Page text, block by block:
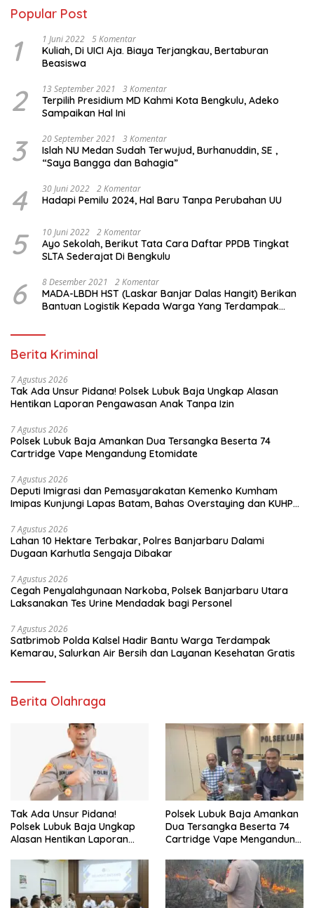
Popular Post
1 1 Juni 2022 5 Komentar
Kuliah, Di UICI Aja. Biaya Terjangkau, Bertaburan
Beasiswa
2 13 September 2021 3 Komentar
Terpilih Presidium MD Kahmi Kota Bengkulu, Adeko
Sampaikan Hal Ini
3 20 September 2021 3 Komentar
Islah NU Medan Sudah Terwujud, Burhanuddin, SE ,
“Saya Bangga dan Bahagia”
4 30 Juni 2022 2 Komentar
Hadapi Pemilu 2024, Hal Baru Tanpa Perubahan UU
5 10 Juni 2022 2 Komentar
Ayo Sekolah, Berikut Tata Cara Daftar PPDB Tingkat
SLTA Sederajat Di Bengkulu
6 8 Desember 2021 2 Komentar
MADA-LBDH HST (Laskar Banjar Dalas Hangit) Berikan
Bantuan Logistik Kepada Warga Yang Terdampak
Berita Kriminal
7 Agustus 2026
Tak Ada Unsur Pidana! Polsek Lubuk Baja Ungkap Alasan
Hentikan Laporan Pengawasan Anak Tanpa Izin
7 Agustus 2026
Polsek Lubuk Baja Amankan Dua Tersangka Beserta 74
Cartridge Vape Mengandung Etomidate
7 Agustus 2026
Deputi Imigrasi dan Pemasyarakatan Kemenko Kumham
Imipas Kunjungi Lapas Batam, Bahas Overstaying dan KUHP
7 Agustus 2026
Lahan 10 Hektare Terbakar, Polres Banjarbaru Dalami
Dugaan Karhutla Sengaja Dibakar
7 Agustus 2026
Cegah Penyalahgunaan Narkoba, Polsek Banjarbaru Utara
Laksanakan Tes Urine Mendadak bagi Personel
7 Agustus 2026
Satbrimob Polda Kalsel Hadir Bantu Warga Terdampak
Kemarau, Salurkan Air Bersih dan Layanan Kesehatan Gratis
Berita Olahraga
Tak Ada Unsur Pidana!
Polsek Lubuk Baja Ungkap
Alasan Hentikan Laporan
Polsek Lubuk Baja Amankan
Dua Tersangka Beserta 74
Cartridge Vape Mengandung